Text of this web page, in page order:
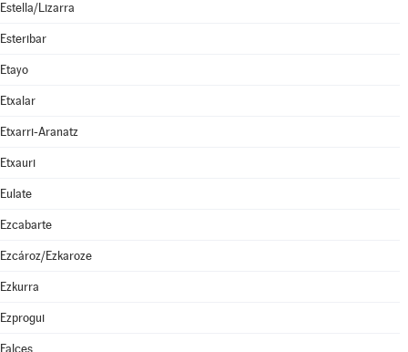
Estella/Lizarra
Esteribar
Etayo
Etxalar
Etxarri-Aranatz
Etxauri
Eulate
Ezcabarte
Ezcároz/Ezkaroze
Ezkurra
Ezprogui
Falces